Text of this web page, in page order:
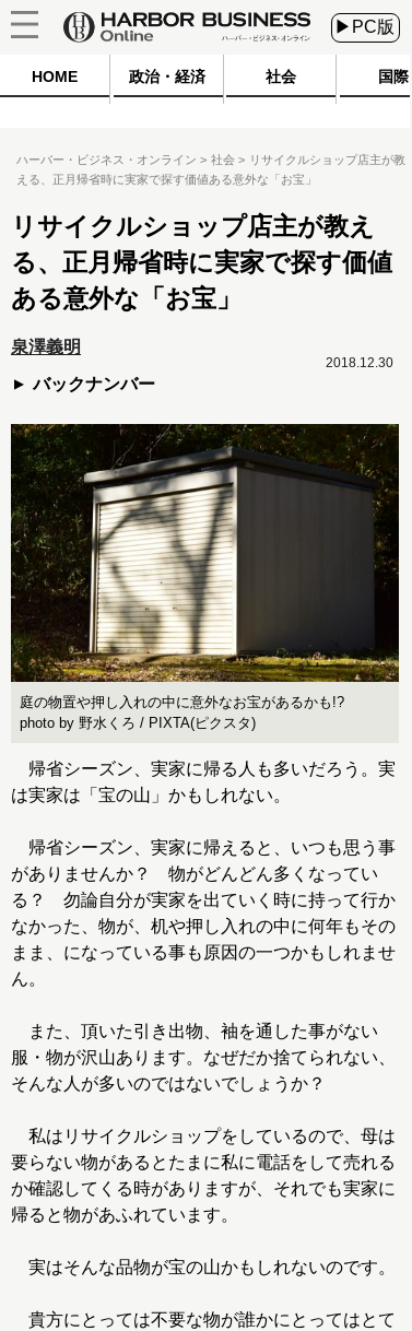
▶PC版
HOME 政治・経済 社会 国際
ハーバー・ビジネス・オンライン 社会
リサイクルショップ店主が教
える、正月帰省時に実家で探す価値ある意外な「お宝」
リサイクルショップ店主が教え
る、正月帰省時に実家で探す価値
ある意外な「お宝」
泉澤義明
バックナンバー
2018.12.30
庭の物置や押し入れの中に意外なお宝があるかも!?
photo by 野水くろ / PIXTA(ピクスタ)
帰省シーズン、実家に帰る人も多いだろう。実
は実家は「宝の山」かもしれない。
帰省シーズン、実家に帰えると、いつも思う事
がありませんか？ 物がどんどん多くなってい
る？ 勿論自分が実家を出ていく時に持って行か
なかった、物が、机や押し入れの中に何年もその
まま、になっている事も原因の一つかもしれませ
ん。
また、頂いた引き出物、袖を通した事がない
服・物が沢山あります。なぜだか捨てられない、
そんな人が多いのではないでしょうか？
私はリサイクルショップをしているので、母は
要らない物があるとたまに私に電話をして売れる
か確認してくる時がありますが、それでも実家に
帰ると物があふれています。
実はそんな品物が宝の山かもしれないのです。
貴方にとっては不要な物が誰かにとってはとて